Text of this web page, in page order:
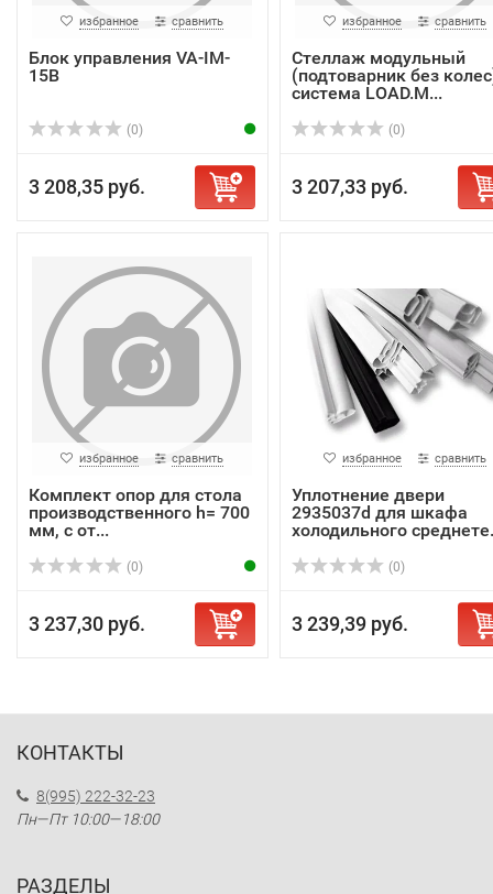
избранное сравнить
Блок управления VA-IM-
15B
(0)
3 208,35 руб.
избранное сравнить
Стеллаж модульный
(подтоварник без
система LOAD.M...
(0)
3 207,33 руб.
избранное сравнить
Комплект опор для стола
производственного h= 700
мм, с от...
(0)
3 237,30 руб.
избранное сравнить
Уплотнение двери
2935037d для шкафа
холодильного
(0)
3 239,39 руб.
КОНТАКТЫ
8(995) 222-32-23
Пн—Пт 10:00—18:00
РАЗДЕЛЫ